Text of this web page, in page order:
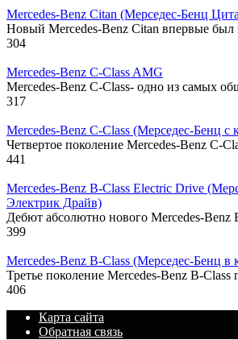
Mercedes-Benz Citan (Mерседес-Бенц
Новый Mercedes-Benz Citan впервые был
304
Mercedes-Benz C-Class AMG
Mercedes-Benz C-Class- одно из самых
317
Mercedes-Benz C-Class (Mерседес-Бенц с
Четвертое поколение Mercedes-Benz C-
441
Mercedes-Benz B-Class Electric Drive
Электрик Драйв)
Дебют абсолютно нового Mercedes-Benz
399
Mercedes-Benz B-Class (Mерседес-Бенц в
Третье поколение Mercedes-Benz B-Class
406
Карта сайта
Обратная связь